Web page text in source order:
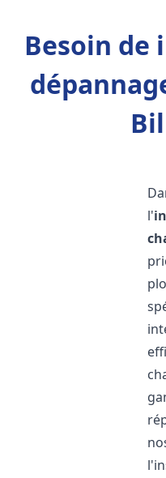
Besoin
l'